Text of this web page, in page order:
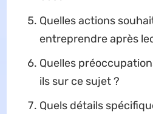
Quelles actions
entreprendre après
Quelles
ils sur ce sujet ?
Quels détails